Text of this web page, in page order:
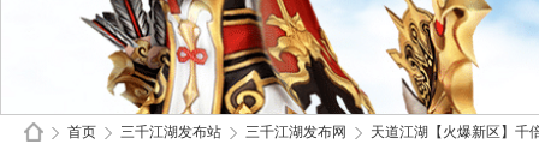
首页 三千江湖发布站 三千江湖发布网 天道江湖【火爆新区】千